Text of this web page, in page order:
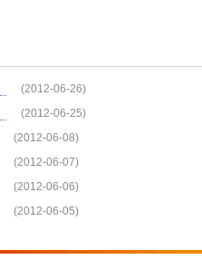
(2012-06-26)
(2012-06-25)
(2012-06-08)
(2012-06-07)
(2012-06-06)
(2012-06-05)